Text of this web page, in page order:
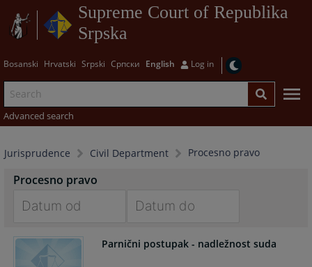
Supreme Court of Republika
Srpska
Bosanski Hrvatski Srpski Српски English Log in
Advanced search
Jurisprudence Civil Department Procesno pravo
Procesno pravo
forward
forward
Parnični postupak - nadležnost suda